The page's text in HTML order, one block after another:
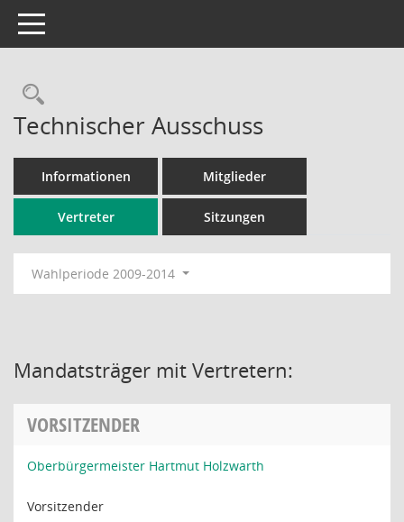
Toggle navigation
Rechercheauswahl
Technischer Ausschuss
Informationen Mitglieder
Vertreter Sitzungen
Wahlperiode 2009-2014
Mandatsträger mit Vertretern:
VORSITZENDER
Oberbürgermeister Hartmut Holzwarth
Vorsitzender